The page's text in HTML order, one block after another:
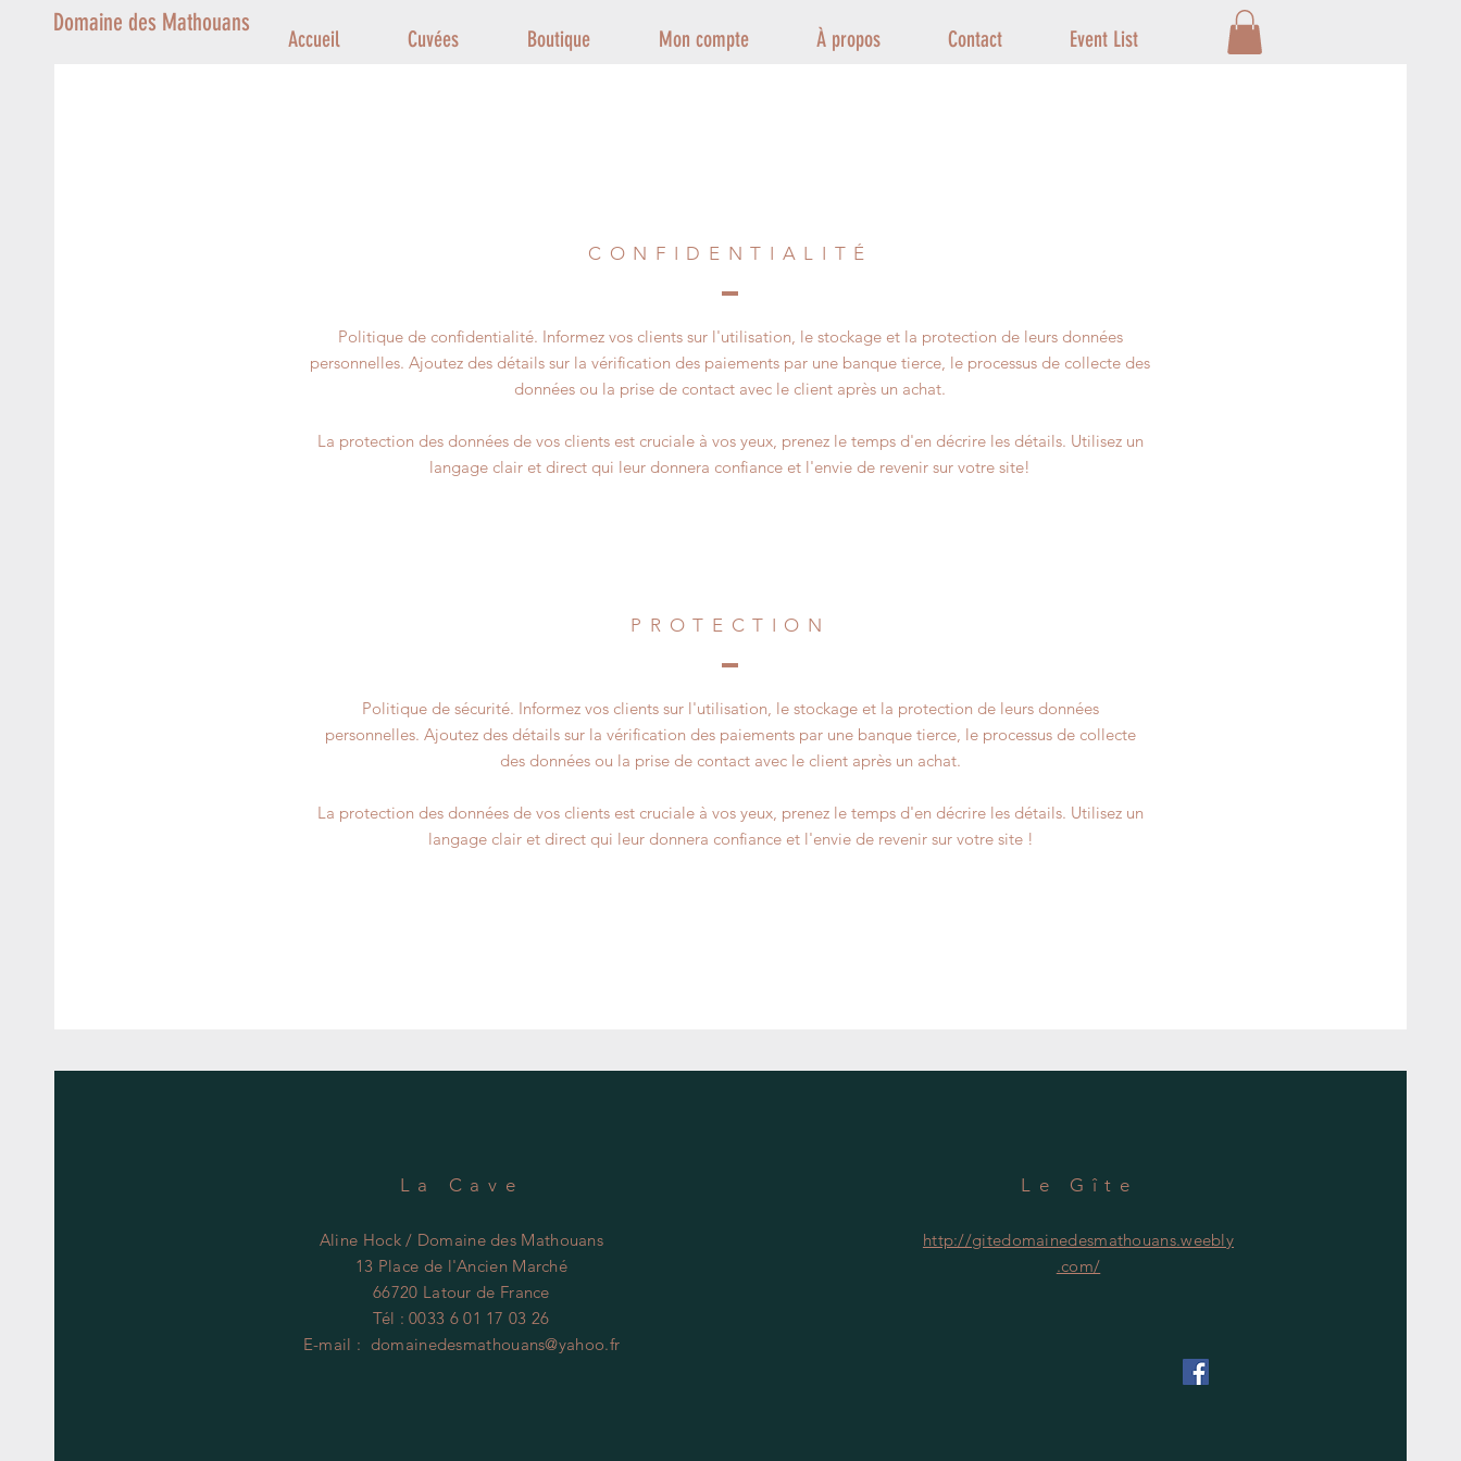
Domaine des Mathouans
Accueil Cuvées Boutique Mon compte À propos Contact Event List
CONFIDENTIALITÉ
Politique de confidentialité. Informez vos clients sur l'utilisation, le stockage et la protection de leurs données
personnelles. Ajoutez des détails sur la vérification des paiements par une banque tierce, le processus de collecte des
données ou la prise de contact avec le client après un achat.
La protection des données de vos clients est cruciale à vos yeux, prenez le temps d'en décrire les détails. Utilisez un
langage clair et direct qui leur donnera confiance et l'envie de revenir sur votre site!
PROTECTION
Politique de sécurité. Informez vos clients sur l'utilisation, le stockage et la protection de leurs données
personnelles. Ajoutez des détails sur la vérification des paiements par une banque tierce, le processus de collecte
des données ou la prise de contact avec le client après un achat.
La protection des données de vos clients est cruciale à vos yeux, prenez le temps d'en décrire les détails. Utilisez un
langage clair et direct qui leur donnera confiance et l'envie de revenir sur votre site !
La Cave
Aline Hock / Domaine des Mathouans
13 Place de l'Ancien Marché
66720 Latour de France
Tél : 0033 6 01 17 03 26
E-mail : domainedesmathouans@yahoo.fr
Le Gîte
http://gitedomainedesmathouans.weebly
.com/